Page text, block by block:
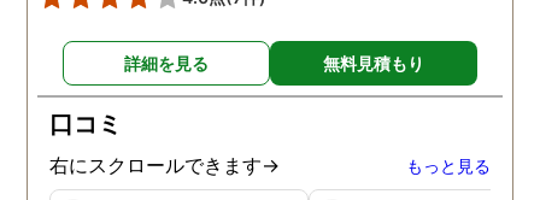
詳細を見る 無料見積もり
口コミ
右にスクロールできます→ もっと見る